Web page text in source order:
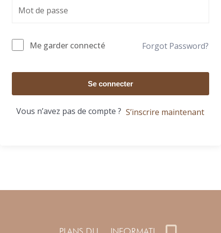
Me garder connecté Forgot Password?
Se connecter
Vous n’avez pas de compte ? S’inscrire maintenant